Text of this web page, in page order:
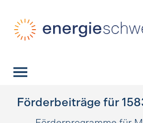
Förderbeiträge für